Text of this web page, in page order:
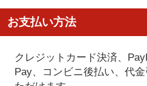
お支払い方法
クレジットカード決済、
Pay、コンビニ後払い、代